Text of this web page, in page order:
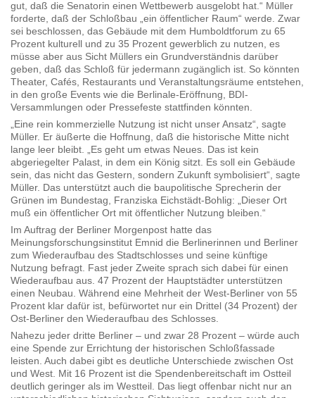
gut, daß die Senatorin einen Wettbewerb ausgelobt hat.“ Müller
forderte, daß der Schloßbau „ein öffentlicher Raum“ werde. Zwar
sei beschlossen, das Gebäude mit dem Humboldtforum zu 65
Prozent kulturell und zu 35 Prozent gewerblich zu nutzen, es
müsse aber aus Sicht Müllers ein Grundverständnis darüber
geben, daß das Schloß für jedermann zugänglich ist. So könnten
Theater, Cafés, Restaurants und Veranstaltungsräume entstehen,
in den große Events wie die Berlinale-Eröffnung, BDI-
Versammlungen oder Pressefeste stattfinden könnten.
„Eine rein kommerzielle Nutzung ist nicht unser Ansatz“, sagte
Müller. Er äußerte die Hoffnung, daß die historische Mitte nicht
lange leer bleibt. „Es geht um etwas Neues. Das ist kein
abgeriegelter Palast, in dem ein König sitzt. Es soll ein Gebäude
sein, das nicht das Gestern, sondern Zukunft symbolisiert“, sagte
Müller. Das unterstützt auch die baupolitische Sprecherin der
Grünen im Bundestag, Franziska Eichstädt-Bohlig: „Dieser Ort
muß ein öffentlicher Ort mit öffentlicher Nutzung bleiben.“
Im Auftrag der Berliner Morgenpost hatte das
Meinungsforschungsinstitut Emnid die Berlinerinnen und Berliner
zum Wiederaufbau des Stadtschlosses und seine künftige
Nutzung befragt. Fast jeder Zweite sprach sich dabei für einen
Wiederaufbau aus. 47 Prozent der Hauptstädter unterstützen
einen Neubau. Während eine Mehrheit der West-Berliner von 55
Prozent klar dafür ist, befürwortet nur ein Drittel (34 Prozent) der
Ost-Berliner den Wiederaufbau des Schlosses.
Nahezu jeder dritte Berliner – und zwar 28 Prozent – würde auch
eine Spende zur Errichtung der historischen Schloßfassade
leisten. Auch dabei gibt es deutliche Unterschiede zwischen Ost
und West. Mit 16 Prozent ist die Spendenbereitschaft im Ostteil
deutlich geringer als im Westteil. Das liegt offenbar nicht nur an